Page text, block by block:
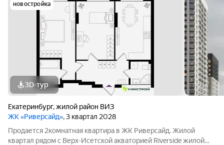
новостройка
3D-тур
Екатеринбург,жилой район ВИЗ
ЖК «Риверсайд», 3 квартал 2028
Продается 2комнатная квартира в ЖК Риверсайд. Жилой
квартал рядом с Верх-Исетской акваторией Riverside жилой